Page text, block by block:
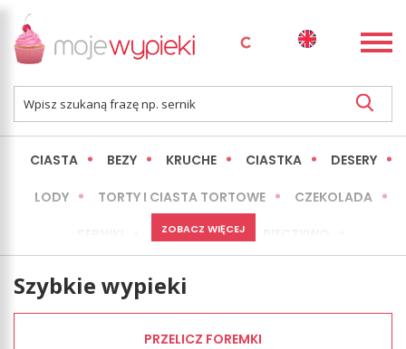
CIASTA BEZY KRUCHE CIASTKA DESERY
LODY TORTY I CIASTA TORTOWE CZEKOLADA
MINI WYPIEKI
ZOBACZ WIĘCEJ
Szybkie wypieki
PRZELICZ FOREMKI